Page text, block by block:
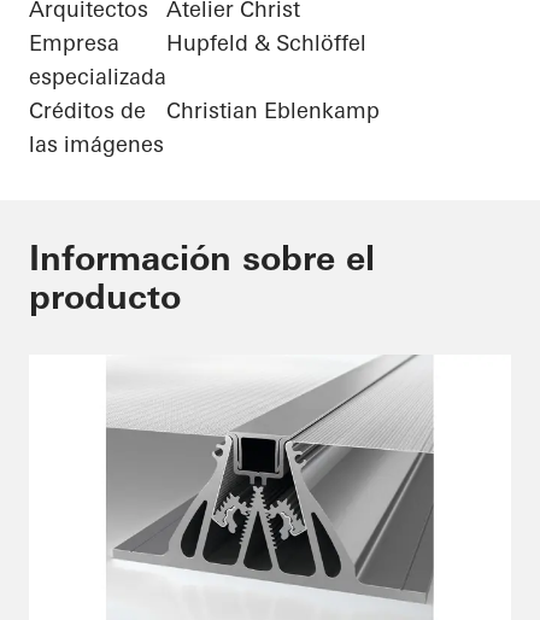
Arquitectos
Atelier Christ
Empresa
especializada
Hupfeld & Schlöffel
Créditos de
las imágenes
Christian Eblenkamp
Información sobre el
producto